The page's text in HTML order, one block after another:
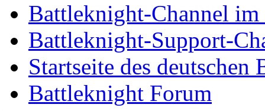
Battleknight-Channel
Battleknight-Support-
Startseite des deutschen
Battleknight Forum